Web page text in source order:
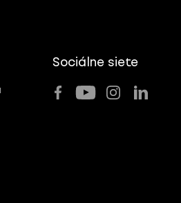
Sociálne siete